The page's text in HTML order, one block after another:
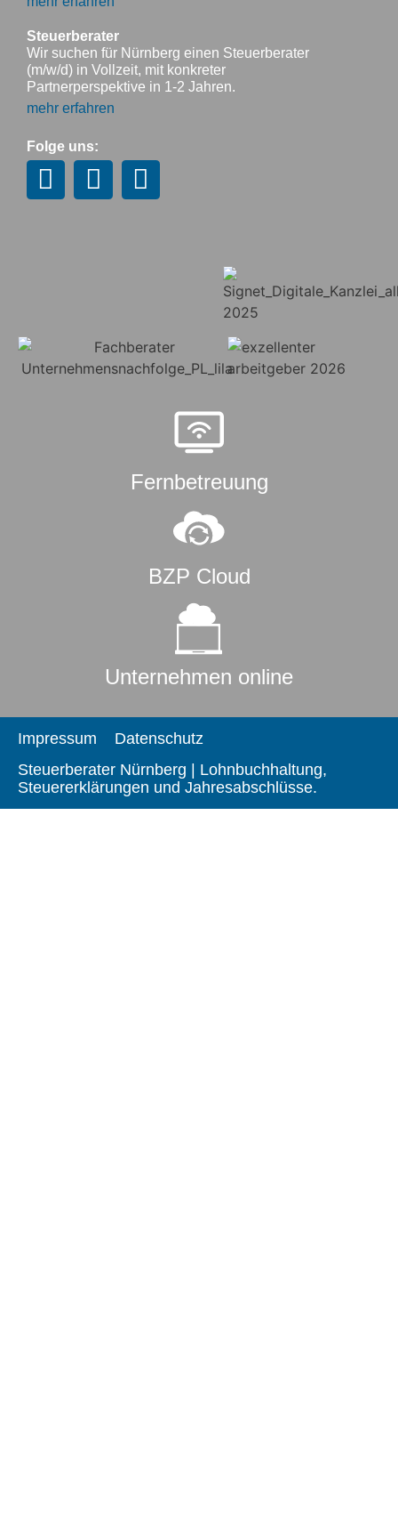
Steuerberater
Wir suchen für Nürnberg einen Steuerberater
(m/w/d) in Vollzeit, mit konkreter
Partnerperspektive in 1-2 Jahren.
mehr erfahren
Folge uns:
Fernbetreuung
BZP Cloud
Unternehmen online
Impressum
Datenschutz
Steuerberater Nürnberg | Lohnbuchhaltung,
Steuererklärungen und Jahresabschlüsse.